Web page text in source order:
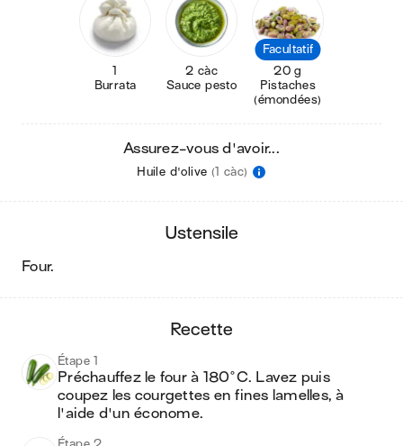
1
Burrata
2 càc
Sauce pesto
Facultatif
20 g
Pistaches
(émondées)
Assurez-vous d'avoir...
Huile d'olive (1 càc)
ustensile
four.
recette
Étape 1
Préchauffez le four à 180°C. Lavez puis
coupez les courgettes en fines lamelles, à
l'aide d'un économe.